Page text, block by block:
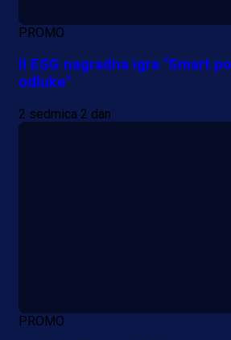
PROMO
II ESG nagradna igra "Smart
odluke"
2 sedmica 2 dan
PROMO